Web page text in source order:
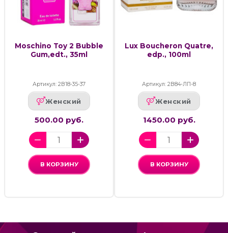
Moschino Toy 2 Bubble
Gum,edt., 35ml
Артикул: 2В18-35-37
Женский
500.00 руб.
В КОРЗИНУ
Lux Boucheron Quatre,
edp., 100ml
Артикул: 2В84-ЛП-8
Женский
1450.00 руб.
В КОРЗИНУ